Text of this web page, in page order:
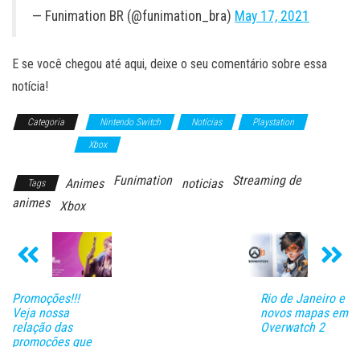
— Funimation BR (@funimation_bra) May 17, 2021
E se você chegou até aqui, deixe o seu comentário sobre essa
notícia!
Categoria Nintendo Switch Notícias
Playstation
Xbox
Tags Animes Funimation noticias
Streaming de
animes
Xbox
Promoções!!!
Veja nossa
relação das
promoções que
Rio de Janeiro e
novos mapas em
Overwatch 2